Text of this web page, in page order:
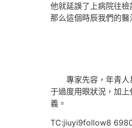
他就延誤了上病院往
那么這個時辰我們的醫
專家先容，年青人易
于過度用眼狀況，加
義。
TC:jiuyi9follow8